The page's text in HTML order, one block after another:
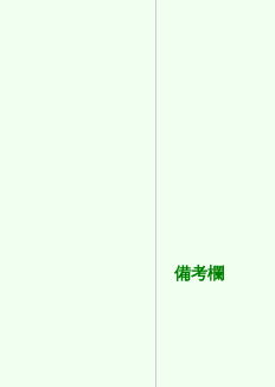
備考欄